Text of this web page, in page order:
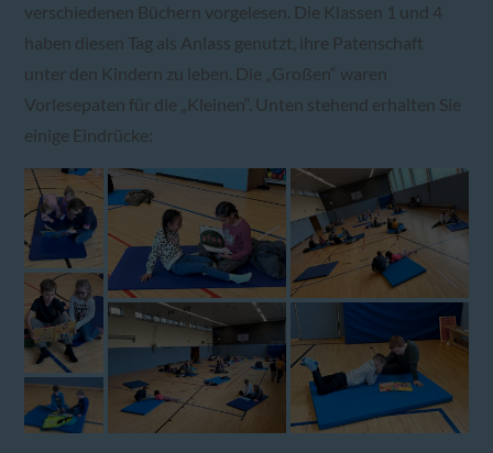
verschiedenen Büchern vorgelesen. Die Klassen 1 und 4
haben diesen Tag als Anlass genutzt, ihre Patenschaft
unter den Kindern zu leben. Die „Großen“ waren
Vorlesepaten für die „Kleinen“. Unten stehend erhalten Sie
einige Eindrücke: